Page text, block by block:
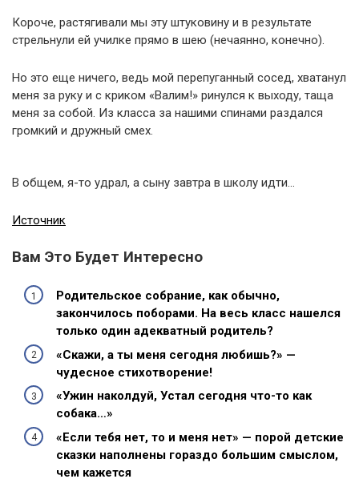
Короче, растягивали мы эту штуковину и в результате
стрельнули ей училке прямо в шею (нечаянно, конечно).
Но это еще ничего, ведь мой перепуганный сосед, хватанул
меня за руку и с криком «Валим!» ринулся к выходу, таща
меня за собой. Из класса за нашими спинами раздался
громкий и дружный смех.
В общем, я-то удрал, а сыну завтра в школу идти…
Источник
Вам Это Будет Интересно
Родительское собрание, как обычно,
закончилось поборами. На весь класс нашелся
только один адекватный родитель?
«Скажи, а ты меня сегодня любишь?» —
чудесное стихотворение!
«Ужин наколдуй, Устал сегодня что-то как
собака…»
«Если тебя нет, то и меня нет» — порой детские
сказки наполнены гораздо большим смыслом,
чем кажется